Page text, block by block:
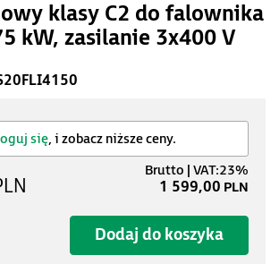
klasy C2 do falownika
kW, zasilanie 3x400 V
się, i zobacz niższe ceny.
Dodaj do koszyka
1 599,00 PLN